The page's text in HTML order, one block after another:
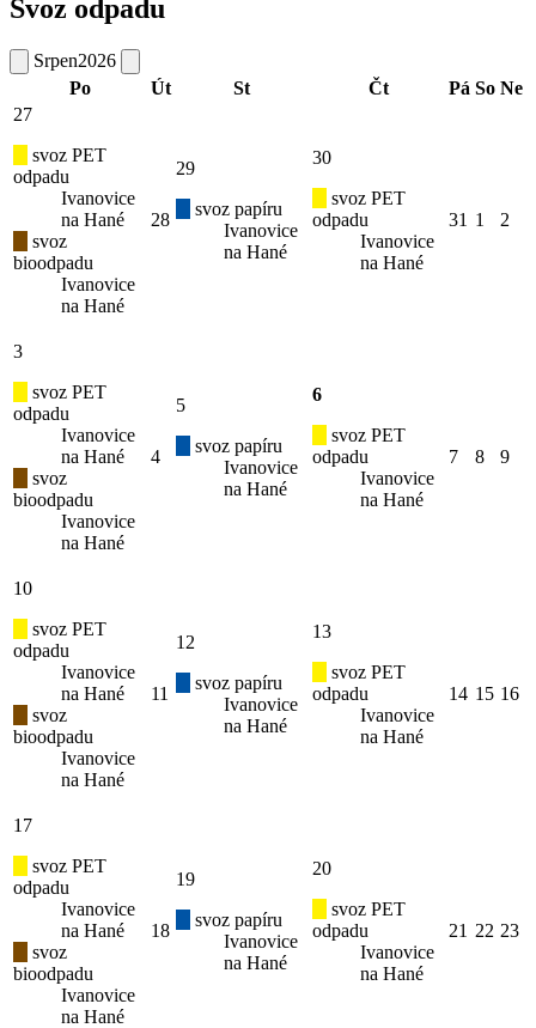
Svoz odpadu
Srpen2026
Po
Út St Čt Pá So Ne
27
svoz PET
odpadu
Ivanovice
na Hané
svoz
bioodpadu
Ivanovice
na Hané
28
29
svoz papíru
Ivanovice
na Hané
30
svoz PET
odpadu
Ivanovice
na Hané
31 1 2
3
svoz PET
odpadu
Ivanovice
na Hané
svoz
bioodpadu
Ivanovice
na Hané
4
5
svoz papíru
Ivanovice
na Hané
6
svoz PET
odpadu
Ivanovice
na Hané
7 8 9
10
svoz PET
odpadu
Ivanovice
na Hané
svoz
bioodpadu
Ivanovice
na Hané
11
12
svoz papíru
Ivanovice
na Hané
13
svoz PET
odpadu
Ivanovice
na Hané
14 15 16
17
svoz PET
odpadu
Ivanovice
na Hané
svoz
bioodpadu
Ivanovice
na Hané
18
19
svoz papíru
Ivanovice
na Hané
20
svoz PET
odpadu
Ivanovice
na Hané
21 22 23